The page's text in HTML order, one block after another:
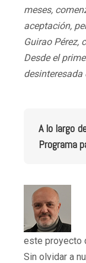
meses,
aceptación,
Guirao Pérez,
Desde el
desinteresada
A lo largo
Programa
este proyecto
Sin olvidar a